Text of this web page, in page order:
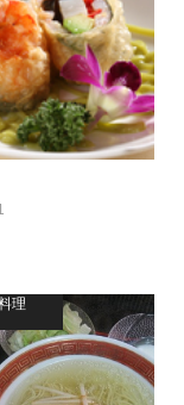
理